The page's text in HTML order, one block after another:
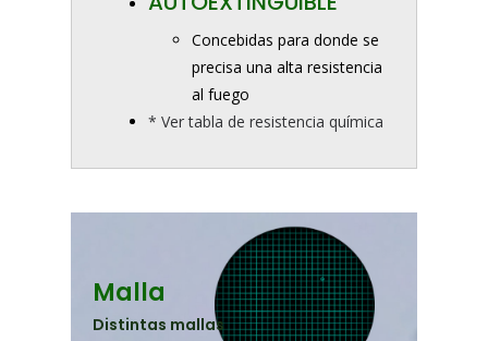
Concebidas para donde se
precisa una alta resistencia
al fuego
* Ver tabla de resistencia química
Malla
Distintas mallas